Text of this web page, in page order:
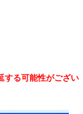
する可能性がござい